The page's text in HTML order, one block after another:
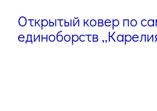
Открытый ковер по
единоборств